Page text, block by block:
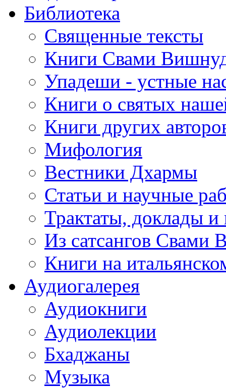
Библиотека
Священные тексты
Книги Свами
Упадеши - устные
Книги о святых
Книги других
Мифология
Вестники Дхармы
Статьи и научные
Трактаты, доклады
Из сатсангов Свами
Книги на
Аудиогалерея
Аудиокниги
Аудиолекции
Бхаджаны
Музыка